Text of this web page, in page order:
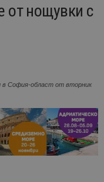
от нощувки с
в София-област от вторник